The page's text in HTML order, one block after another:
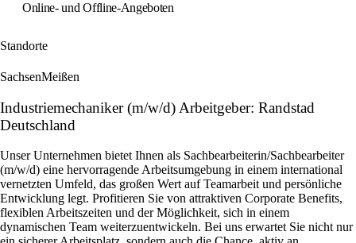
Online- und Offline-Angeboten
Standorte
SachsenMeißen
Industriemechaniker (m/w/d) Arbeitgeber: Randstad
Deutschland
Unser Unternehmen bietet Ihnen als Sachbearbeiterin/Sachbearbeiter
(m/w/d) eine hervorragende Arbeitsumgebung in einem international
vernetzten Umfeld, das großen Wert auf Teamarbeit und persönliche
Entwicklung legt. Profitieren Sie von attraktiven Corporate Benefits,
flexiblen Arbeitszeiten und der Möglichkeit, sich in einem
dynamischen Team weiterzuentwickeln. Bei uns erwartet Sie nicht nur